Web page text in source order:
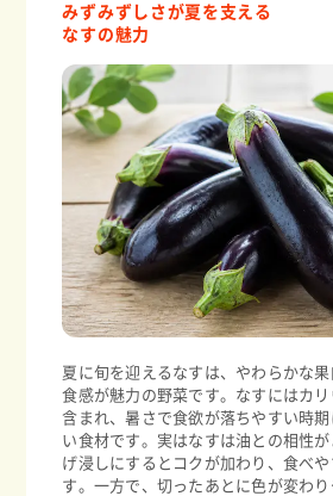
みずみずしさが夏を支える
なすの魅力
夏に旬を迎えるなすは、やわらかな
食感が魅力の野菜です。なすにはカ
含まれ、暑さで食欲が落ちやすい時
い食材です。実はなすは油との相性
げ浸しにするとコクが加わり、食べ
す。一方で、切ったあとに色が変わ